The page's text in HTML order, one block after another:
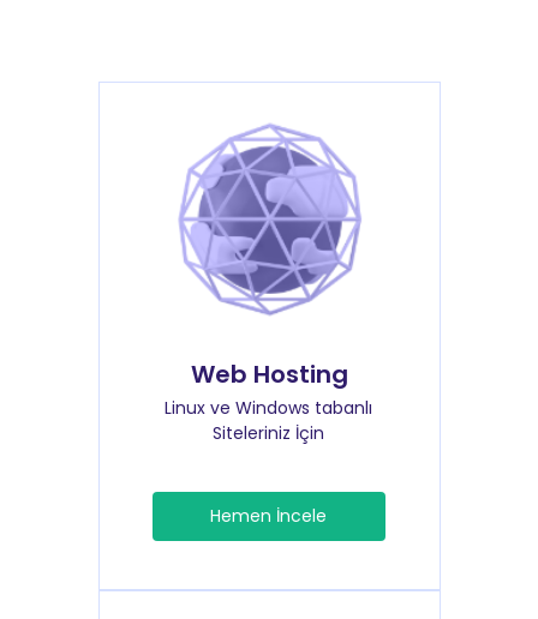
Web Hosting
Linux ve Windows tabanlı
Siteleriniz İçin
Hemen İncele